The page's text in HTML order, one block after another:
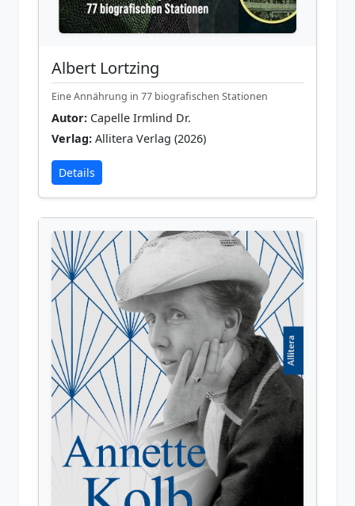
Albert Lortzing
Eine Annährung in 77 biografischen Stationen
Autor: Capelle Irmlind Dr.
Verlag: Allitera Verlag (2026)
Details